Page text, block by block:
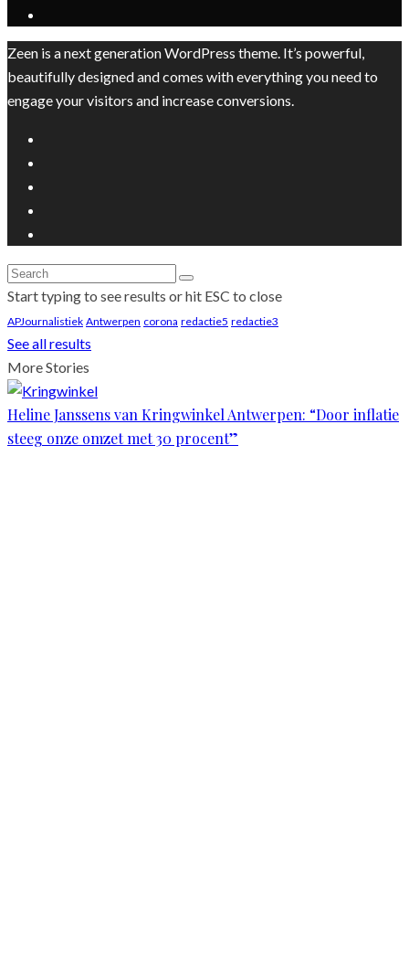
Zeen is a next generation WordPress theme. It’s powerful,
beautifully designed and comes with everything you need to
engage your visitors and increase conversions.
Start typing to see results or hit ESC to close
APJournalistiek Antwerpen corona redactie5 redactie3
See all results
More Stories
Heline Janssens van Kringwinkel Antwerpen: “Door inflatie
steeg onze omzet met 30 procent”